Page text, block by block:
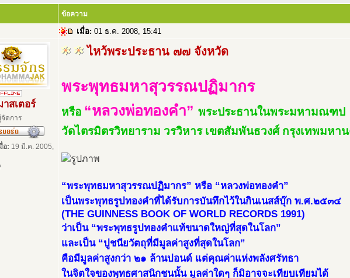
ข้อความ
เมื่อ: 01 ธ.ค. 2008, 15:41
าสเตอร์
จัดการ
อ: 19 มี.ค. 2005,
ไหว้พระประธาน ๗๗ จังหวัด
พระพุทธมหาสุวรรณปฏิมากร
หรือ “หลวงพ่อทองคำ” พระประธานในพระมหามณฑป
วัดไตรมิตรวิทยาราม วรวิหาร เขตสัมพันธวงศ์ กรุงเทพมหา
“พระพุทธมหาสุวรรณปฏิมากร” หรือ “หลวงพ่อทองคำ”
เป็นพระพุทธรูปทองคำที่ได้รับการบันทึกไว้ในกินเนสส์บุ๊ก พ.ศ.๒๕๓๔
(THE GUINNESS BOOK OF WORLD RECORDS 1991)
ว่าเป็น “พระพุทธรูปทองคำแท้ขนาดใหญ่ที่สุดในโลก”
และเป็น “ปูชนียวัตถุที่มีมูลค่าสูงที่สุดในโลก”
คือมีมูลค่าสูงกว่า ๒๑ ล้านปอนด์ แต่คุณค่าแห่งพลังศรัทธา
ในจิตใจของพุทธศาสนิกชนนั้น มูลค่าใดๆ ก็มิอาจจะเทียบเทียมได้